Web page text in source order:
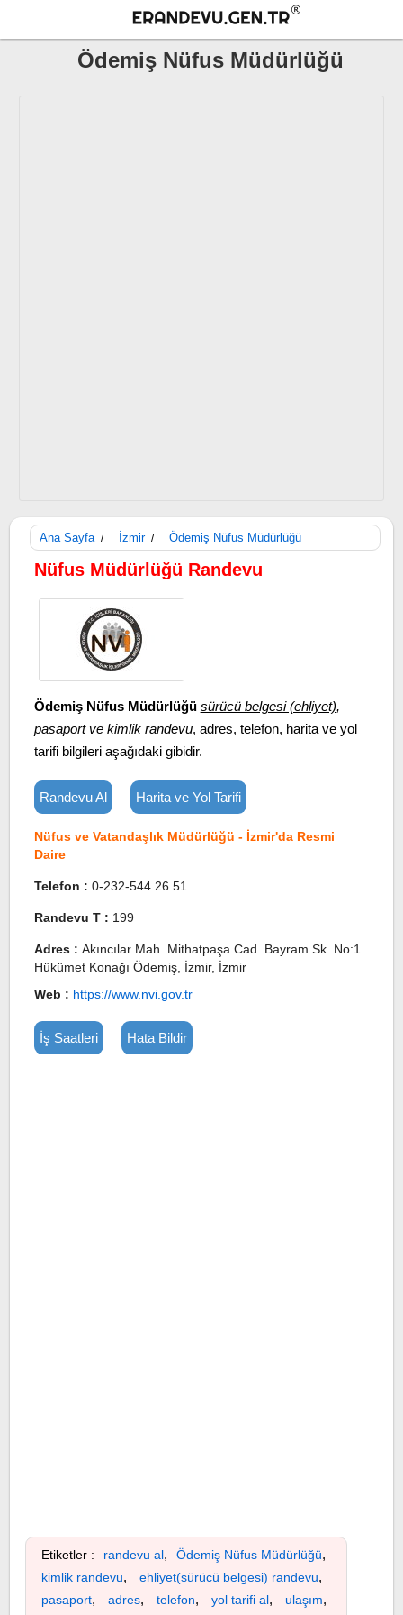
Ödemiş Nüfus Müdürlüğü
Ana Sayfa / İzmir / Ödemiş Nüfus Müdürlüğü
Nüfus Müdürlüğü Randevu
Ödemiş Nüfus Müdürlüğü sürücü belgesi (ehliyet),
pasaport ve kimlik randevu, adres, telefon, harita ve yol
tarifi bilgileri aşağıdaki gibidir.
Randevu Al Harita ve Yol Tarifi
Nüfus ve Vatandaşlık Müdürlüğü - İzmir'da Resmi
Daire
Telefon : 0-232-544 26 51
Randevu T : 199
Adres : Akıncılar Mah. Mithatpaşa Cad. Bayram Sk. No:1
Hükümet Konağı Ödemiş, İzmir, İzmir
Web : https://www.nvi.gov.tr
İş Saatleri Hata Bildir
Etiketler : randevu al, Ödemiş Nüfus Müdürlüğü,
kimlik randevu, ehliyet(sürücü belgesi) randevu,
pasaport, adres, telefon, yol tarifi al, ulaşım,